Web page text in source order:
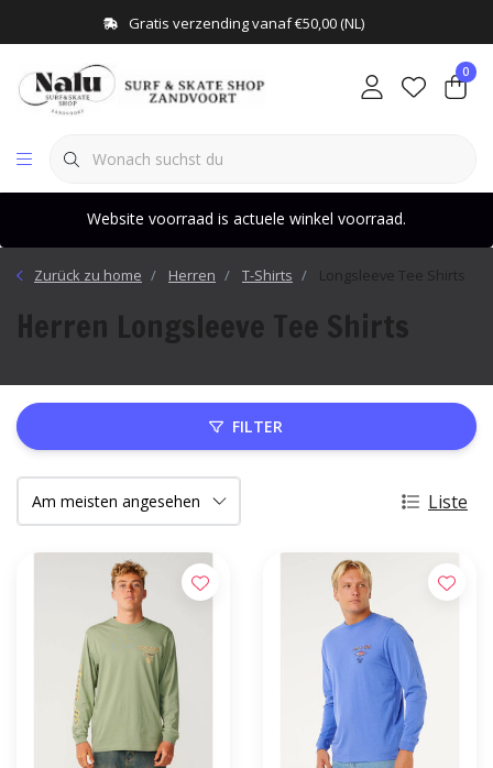
Gratis verzending vanaf €50,00 (NL)
0
Website voorraad is actuele winkel voorraad.
Zurück zu home Herren T-Shirts Longsleeve Tee Shirts
Herren Longsleeve Tee Shirts
FILTER
Liste